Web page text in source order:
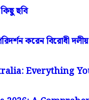
ছবি
করেন বিরোধী
Everything